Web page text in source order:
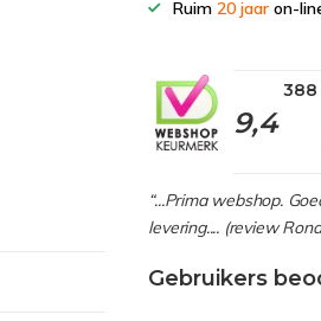
Ruim20 jaar on-
9,4
388
“...Prima webshop.
levering.... (review
Gebruikers